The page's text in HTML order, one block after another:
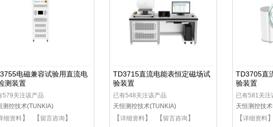
电磁兼容试验用直流电
测装置
579关注该产品
测控技术(TUNKIA)
细资料】 【 留言咨询 】
TD3715直流电能表恒定磁场试
验装置
已有548关注该产品
天恒测控技术(TUNKIA)
【详细资料】 【 留言咨询 】
TD3705直
验装置
已有581关注
天恒测控技
【详细资料